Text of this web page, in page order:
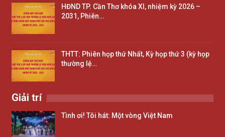
HĐND TP. Cần Thơ khóa XI, nhiệm kỳ 2026 –
2031, Phiên…
THTT: Phiên họp thứ Nhất, Kỳ họp thứ 3 (kỳ họp
thường lệ…
Giải trí
Tình ơi! Tôi hát: Một vòng Việt Nam